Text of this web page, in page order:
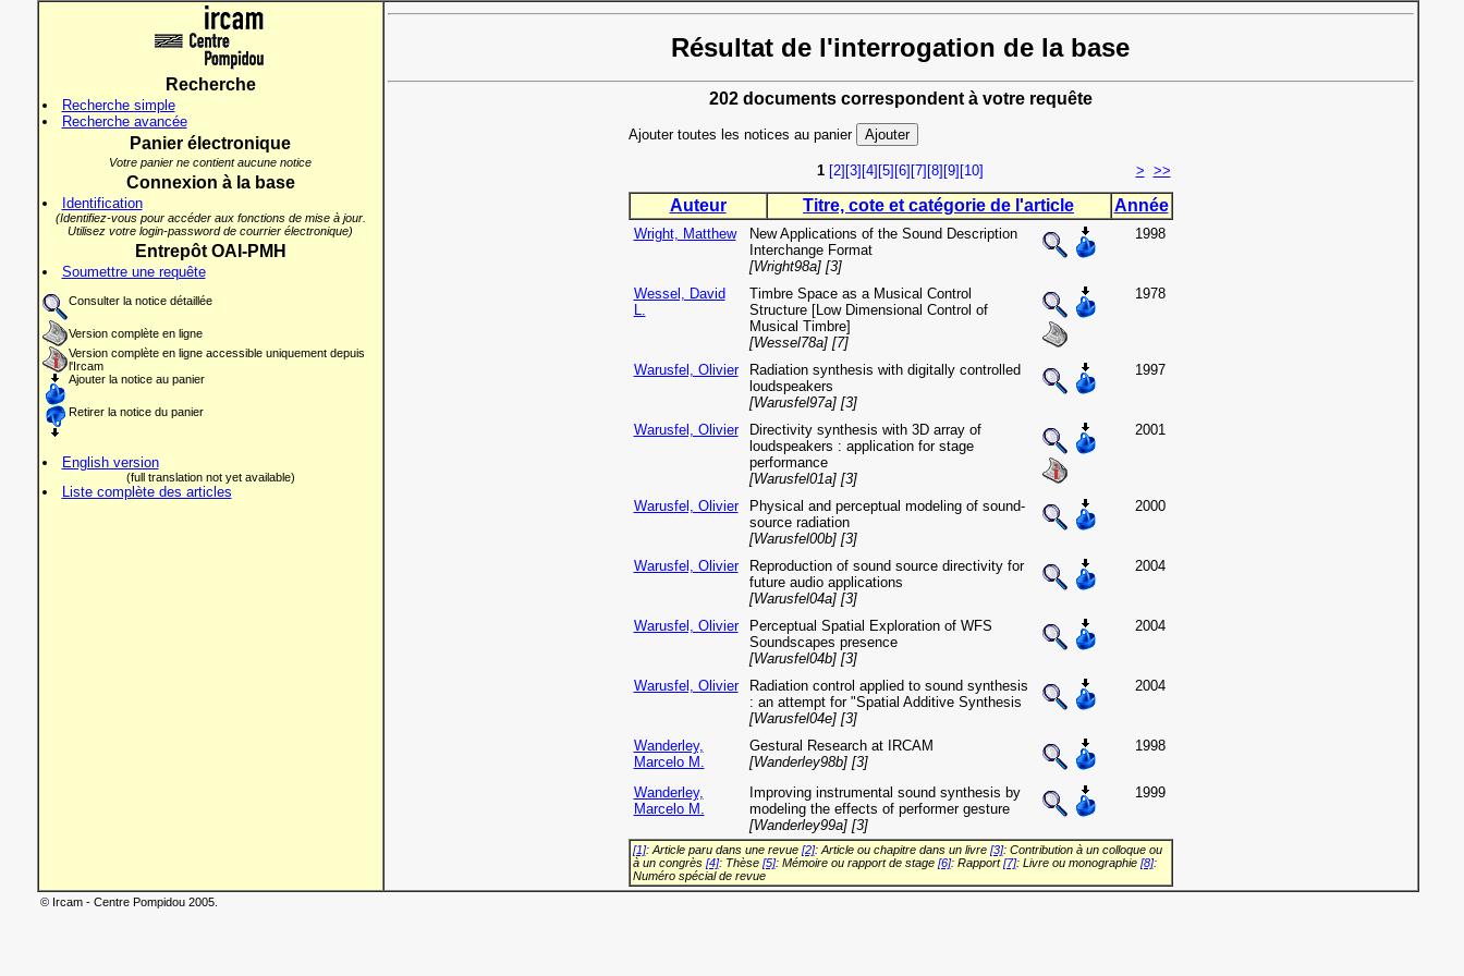
Recherche
Recherche simple
Recherche avancée
Panier électronique
Votre panier ne contient aucune notice
Connexion à la base
Identification
(Identifiez-vous pour accéder aux fonctions de mise à jour.
Utilisez votre login-password de courrier électronique)
Entrepôt OAI-PMH
Soumettre une requête
Consulter la notice détaillée
Version complète en ligne
Version complète en ligne accessible uniquement depuis
l'Ircam
Ajouter la notice au panier
Retirer la notice du panier
English version
(full translation not yet available)
Liste complète des articles
Résultat de l'interrogation de la base
202 documents correspondent à votre requête
Ajouter toutes les notices au panier
1 [2] [3] [4] [5] [6] [7] [8] [9] [10] > >>
Auteur Titre, cote et catégorie de l'article Année
Wright, Matthew
New Applications of the Sound Description
Interchange Format
[Wright98a] [3]
1998
Wessel, David
L.
Timbre Space as a Musical Control
Structure [Low Dimensional Control of
Musical Timbre]
[Wessel78a] [7]
1978
Warusfel, Olivier
Radiation synthesis with digitally controlled
loudspeakers
[Warusfel97a] [3]
1997
Warusfel, Olivier
Directivity synthesis with 3D array of
loudspeakers : application for stage
performance
[Warusfel01a] [3]
2001
Warusfel, Olivier
Physical and perceptual modeling of sound-
source radiation
[Warusfel00b] [3]
2000
Warusfel, Olivier
Reproduction of sound source directivity for
future audio applications
[Warusfel04a] [3]
2004
Warusfel, Olivier
Perceptual Spatial Exploration of WFS
Soundscapes presence
[Warusfel04b] [3]
2004
Warusfel, Olivier
Radiation control applied to sound synthesis
: an attempt for "Spatial Additive Synthesis
[Warusfel04e] [3]
2004
Wanderley,
Marcelo M.
Gestural Research at IRCAM
[Wanderley98b] [3]
1998
Wanderley,
Marcelo M.
Improving instrumental sound synthesis by
modeling the effects of performer gesture
[Wanderley99a] [3]
1999
[1]: Article paru dans une revue [2]: Article ou chapitre dans un livre [3]: Contribution à un colloque ou
à un congrès [4]: Thèse [5]: Mémoire ou rapport de stage [6]: Rapport[7]: Livre ou monographie [8]:
Numéro spécial de revue
© Ircam - Centre Pompidou 2005.